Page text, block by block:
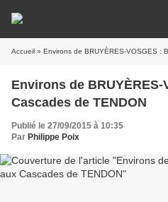
Accueil » Environs de BRUYÈRES-VOSGES :
Environs de
Cascades de TENDON
Publié le 27/09/2015 à 10:35
Par Philippe Poix